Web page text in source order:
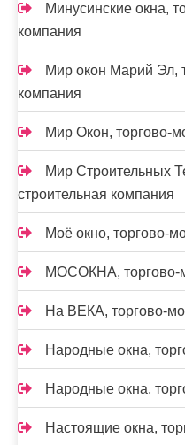
Минусинские окна,
компания
Мир окон Марий Эл,
компания
Мир Окон, торгово-
Мир Строительных
строительная компания
Моё окно, торгово-
МОСОКНА, торгово-
На ВЕКА, торгово-
Народные окна,
Народные окна,
Настоящие окна,